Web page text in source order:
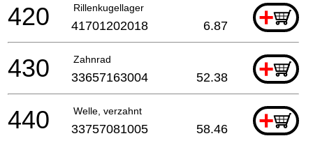
Rillenkugellager +
420 41701202018 6.87
Zahnrad +
430 33657163004 52.38
Welle, verzahnt +
440 33757081005 58.46